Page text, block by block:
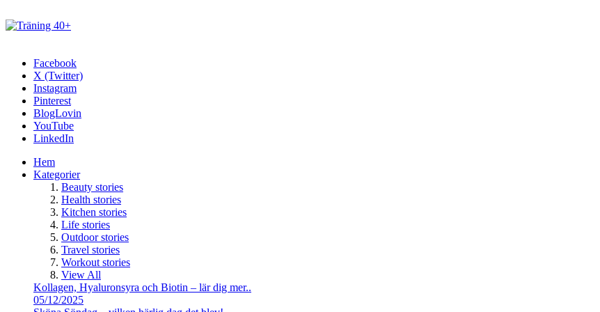
Facebook
X (Twitter)
Instagram
Pinterest
BlogLovin
YouTube
LinkedIn
Hem
Kategorier
Beauty stories
Health stories
Kitchen stories
Life stories
Outdoor stories
Travel stories
Workout stories
View All
Kollagen, Hyaluronsyra och Biotin – lär dig mer..
05/12/2025